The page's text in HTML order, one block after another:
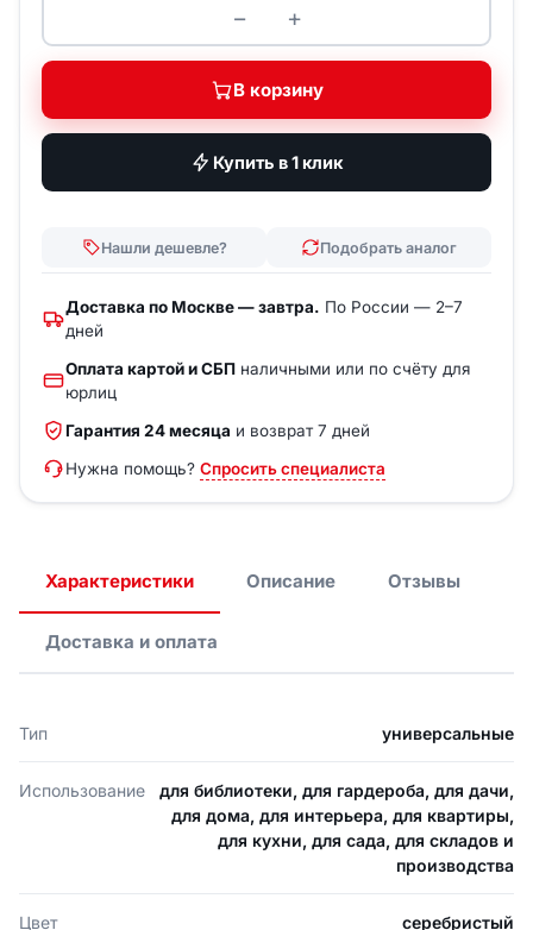
Количество товара Вышка
− +
В корзину
Купить в 1 клик
Нашли дешевле? Подобрать аналог
Доставка по Москве — завтра. По России — 2–7
дней
Оплата картой и СБП наличными или по счёту для
юрлиц
Гарантия 24 месяца и возврат 7 дней
Нужна помощь? Спросить специалиста
Характеристики Описание Отзывы
Доставка и оплата
Тип универсальные
Использование
для библиотеки, для гардероба, для дачи,
для дома, для интерьера, для квартиры,
для кухни, для сада, для складов и
производства
Цвет серебристый